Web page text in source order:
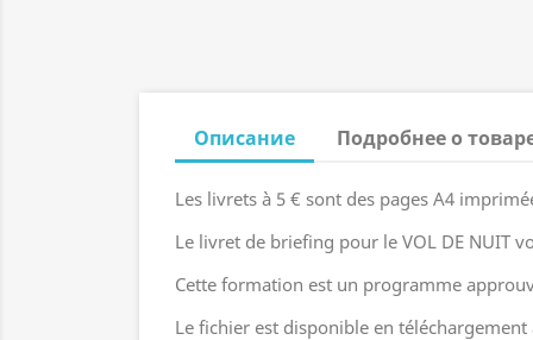
Описание Подробнее о
Les livrets à 5 € sont des pages A4
Le livret de briefing pour le VOL DE NUIT
Cette formation est un programme
Le fichier est disponible en téléchargement